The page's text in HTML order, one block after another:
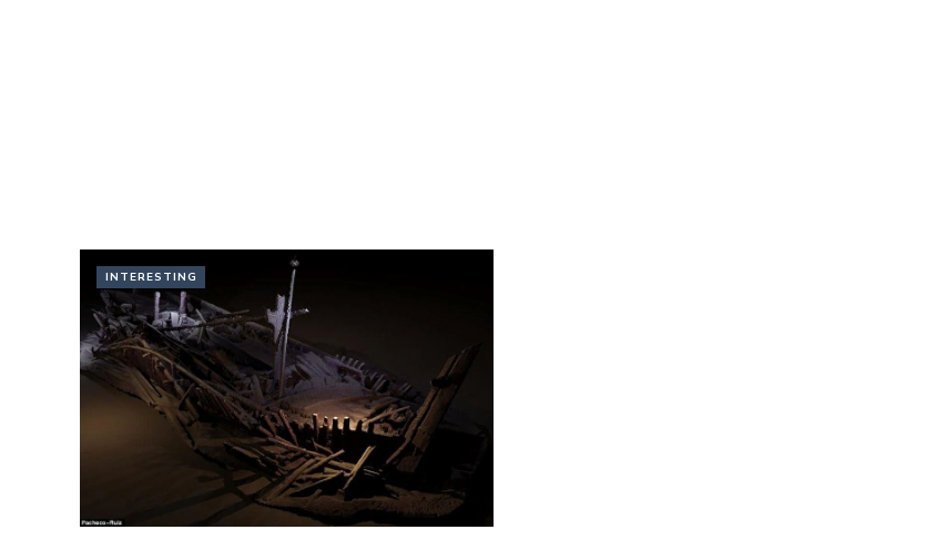
INTERESTING